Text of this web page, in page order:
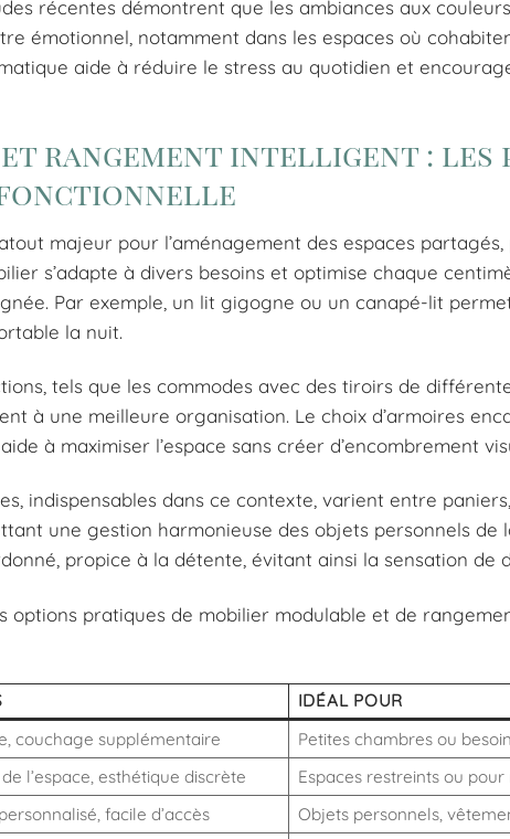
récentes démontrent que les ambiances aux
émotionnel, notamment dans les espaces où
aide à réduire le stress au quotidien et
rangement intelligent : les
majeur pour l’aménagement des espaces
s’adapte à divers besoins et optimise chaque
Par exemple, un lit gigogne ou un canapé-lit
la nuit.
tels que les commodes avec des tiroirs de
à une meilleure organisation. Le choix d’armoires
à maximiser l’espace sans créer d’encombrement
indispensables dans ce contexte, varient entre
une gestion harmonieuse des objets personnels de
propice à la détente, évitant ainsi la sensation de
options pratiques de mobilier modulable et de
IDÉAL POUR
couchage supplémentaire
Petites chambres ou
l’espace, esthétique discrète
Espaces restreints ou
facile d’accès
Objets personnels,